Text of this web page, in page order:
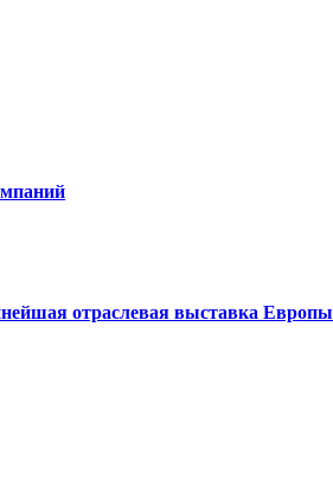
отраслевая выставка Европы